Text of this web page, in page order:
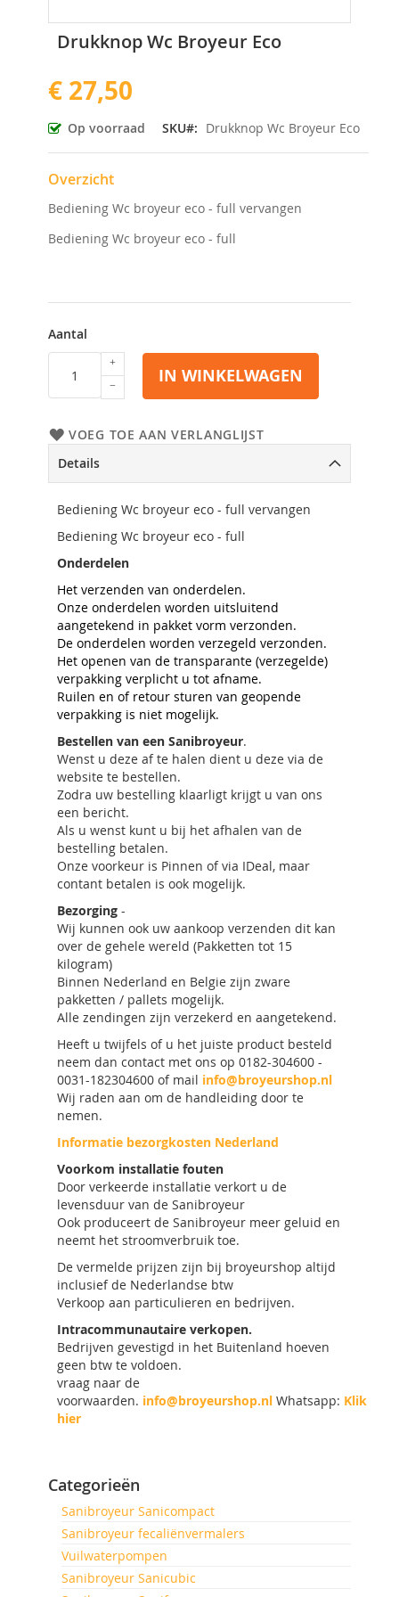
Drukknop Wc Broyeur Eco
€ 27,50
Op voorraad SKU Drukknop Wc Broyeur Eco
Overzicht
Bediening Wc broyeur eco - full vervangen
Bediening Wc broyeur eco - full
Aantal
IN WINKELWAGEN
VOEG TOE AAN VERLANGLIJST
naar
begin
van
de
afbeeldingen-
gallerij
Details
Bediening Wc broyeur eco - full vervangen
Bediening Wc broyeur eco - full
Onderdelen
Het verzenden van onderdelen.
Onze onderdelen worden uitsluitend
aangetekend in pakket vorm verzonden.
De onderdelen worden verzegeld verzonden.
Het openen van de transparante (verzegelde)
verpakking verplicht u tot afname.
Ruilen en of retour sturen van geopende
verpakking is niet mogelijk.
Bestellen van een Sanibroyeur.
Wenst u deze af te halen dient u deze via de
website te bestellen.
Zodra uw bestelling klaarligt krijgt u van ons
een bericht.
Als u wenst kunt u bij het afhalen van de
bestelling betalen.
Onze voorkeur is Pinnen of via IDeal, maar
contant betalen is ook mogelijk.
Bezorging -
Wij kunnen ook uw aankoop verzenden dit kan
over de gehele wereld (Pakketten tot 15
kilogram)
Binnen Nederland en Belgie zijn zware
pakketten / pallets mogelijk.
Alle zendingen zijn verzekerd en aangetekend.
Heeft u twijfels of u het juiste product besteld
neem dan contact met ons op 0182-304600 -
0031-182304600 of mail info@broyeurshop.nl
Wij raden aan om de handleiding door te
nemen.
Informatie bezorgkosten Nederland
Voorkom installatie fouten
Door verkeerde installatie verkort u de
levensduur van de Sanibroyeur
Ook produceert de Sanibroyeur meer geluid en
neemt het stroomverbruik toe.
De vermelde prijzen zijn bij broyeurshop altijd
inclusief de Nederlandse btw
Verkoop aan particulieren en bedrijven.
Intracommunautaire verkopen.
Bedrijven gevestigd in het Buitenland hoeven
geen btw te voldoen.
vraag naar de
voorwaarden. info@broyeurshop.nl Whatsapp: Klik
hier
Categorieën
Sanibroyeur Sanicompact
Sanibroyeur fecaliënvermalers
Vuilwaterpompen
Sanibroyeur Sanicubic